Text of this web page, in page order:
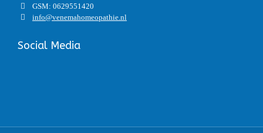
GSM: 0629551420
info@venemahomeopathie.nl
Social Media